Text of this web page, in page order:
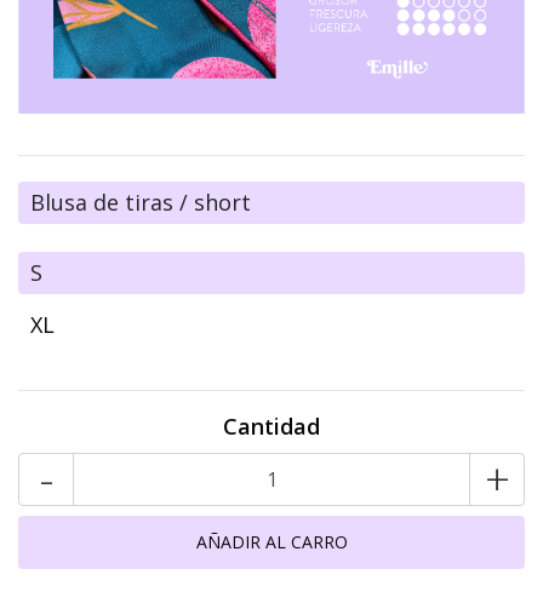
Blusa de tiras / short
S
XL
Cantidad
- +